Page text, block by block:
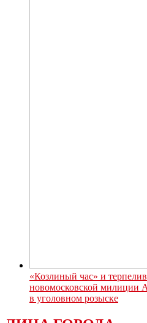
«Козлиный час» и
новомосковской милиции
в уголовном розыске